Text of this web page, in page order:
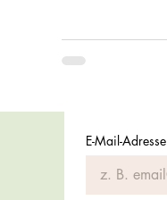
E-Mail-Adresse